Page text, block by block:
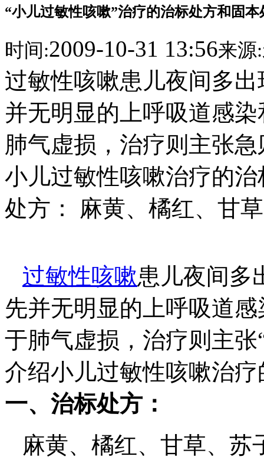
“小儿过敏性咳嗽”治疗的治标处方和固本
时间:2009-10-31 13:56来源:
过敏性咳嗽患儿夜间多
并无明显的上呼吸道感
肺气虚损，治疗则主张
小儿过敏性咳嗽治疗的
处方： 麻黄、橘红、甘
过敏性咳嗽患儿夜间多
先并无明显的上呼吸道
于肺气虚损，治疗则主
介绍小儿过敏性咳嗽治
一、治标处方：
麻黄、橘红、甘草、苏